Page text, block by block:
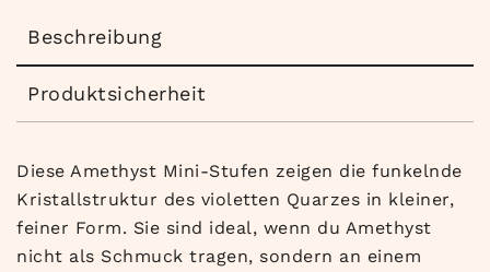
Beschreibung
Produktsicherheit
Diese Amethyst Mini-Stufen zeigen die funkelnde
Kristallstruktur des violetten Quarzes in kleiner,
feiner Form. Sie sind ideal, wenn du Amethyst
nicht als Schmuck tragen, sondern an einem